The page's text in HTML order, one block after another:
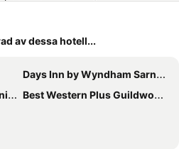
av dessa hotell...
Days Inn by Wyndham Sarnia Harbourfront
Best Western Plus Guildwood Inn